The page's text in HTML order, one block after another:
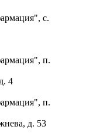
с.
п.
4
п.
д. 53